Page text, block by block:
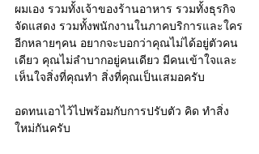
ผมเอง รวมทั้งเจ้าของร้านอาหาร รวมทั้งธุรกิจ
จัดแสดง รวมทั้งพนักงานในภาคบริการและใคร
อีกหลายๆคน อยากจะบอกว่าคุณไม่ได้อยู่ตัวคน
เดียว คุณไม่ลำบากอยู่คนเดียว มีคนเข้าใจและ
เห็นใจสิ่งที่คุณทำ สิ่งที่คุณเป็นเสมอครับ
อดทนเอาไว้ไปพร้อมกับการปรับตัว คิด ทำสิ่ง
ใหม่กันครับ